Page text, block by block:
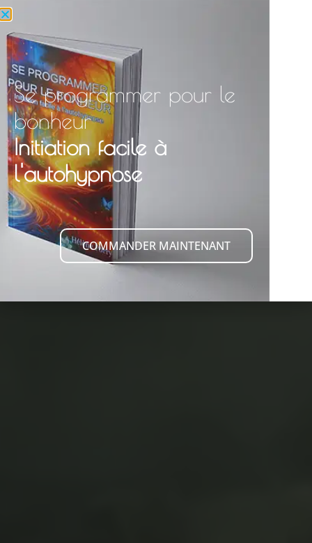
Se programmer pour le
bonheur
Initiation facile à
l'autohypnose
COMMANDER MAINTENANT